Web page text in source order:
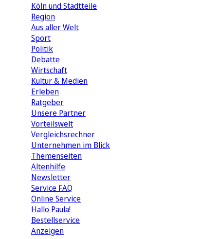
Köln und Stadtteile
Region
Aus aller Welt
Sport
Politik
Debatte
Wirtschaft
Kultur & Medien
Erleben
Ratgeber
Unsere Partner
Vorteilswelt
Vergleichsrechner
Unternehmen im Blick
Themenseiten
Altenhilfe
Newsletter
Service FAQ
Online Service
Hallo Paula!
Bestellservice
Anzeigen